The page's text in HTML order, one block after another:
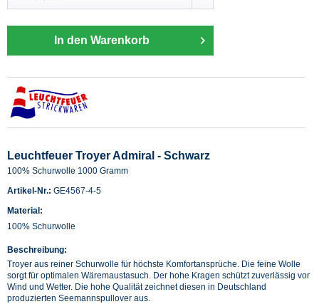
In den Warenkorb
Leuchtfeuer Troyer Admiral - Schwarz
100% Schurwolle 1000 Gramm
Artikel-Nr.: GE4567-4-5
Material:
100% Schurwolle
Beschreibung:
Troyer aus reiner Schurwolle für höchste Komfortansprüche. Die feine Wolle
sorgt für optimalen Wäremaustasuch. Der hohe Kragen schützt zuverlässig vor
Wind und Wetter. Die hohe Qualität zeichnet diesen in Deutschland
produzierten Seemannspullover aus.